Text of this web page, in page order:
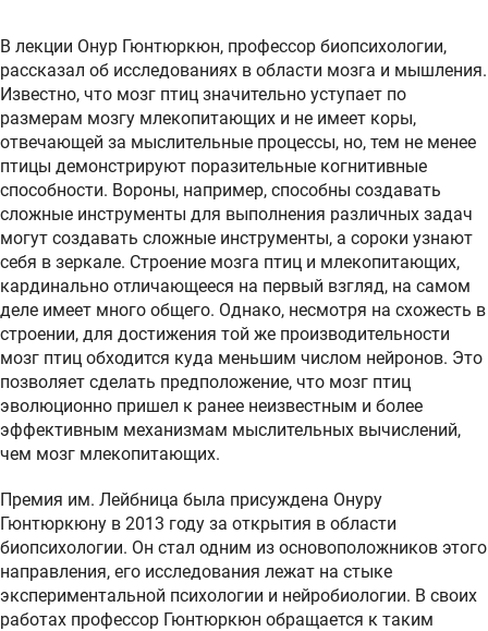
В лекции Онур Гюнтюркюн, профессор биопсихологии,
рассказал об исследованиях в области мозга и мышления.
Известно, что мозг птиц значительно уступает по
размерам мозгу млекопитающих и не имеет коры,
отвечающей за мыслительные процессы, но, тем не менее
птицы демонстрируют поразительные когнитивные
способности. Вороны, например, способны создавать
сложные инструменты для выполнения различных задач
могут создавать сложные инструменты, а сороки узнают
себя в зеркале. Строение мозга птиц и млекопитающих,
кардинально отличающееся на первый взгляд, на самом
деле имеет много общего. Однако, несмотря на схожесть в
строении, для достижения той же производительности
мозг птиц обходится куда меньшим числом нейронов. Это
позволяет сделать предположение, что мозг птиц
эволюционно пришел к ранее неизвестным и более
эффективным механизмам мыслительных вычислений,
чем мозг млекопитающих.
Премия им. Лейбница была присуждена Онуру
Гюнтюркюну в 2013 году за открытия в области
биопсихологии. Он стал одним из основоположников этого
направления, его исследования лежат на стыке
экспериментальной психологии и нейробиологии. В своих
работах профессор Гюнтюркюн обращается к таким